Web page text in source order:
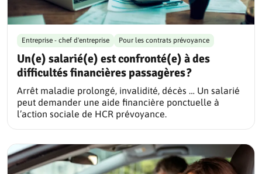
Un(e) salarié(e) est confronté(e) à des
difficultés financières passagères ?
Entreprise - chef d'entreprise Pour les contrats prévoyance
Arrêt maladie prolongé, invalidité, décès … Un salarié
peut demander une aide financière ponctuelle à
l’action sociale de HCR prévoyance.